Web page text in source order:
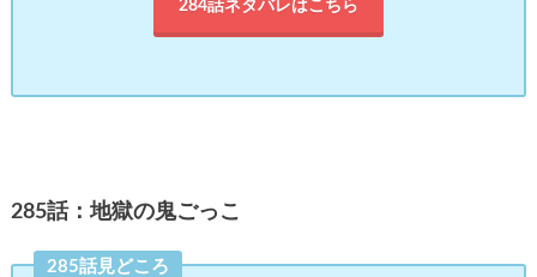
284話ネタバレはこちら
285話：地獄の鬼ごっこ
285話見どころ